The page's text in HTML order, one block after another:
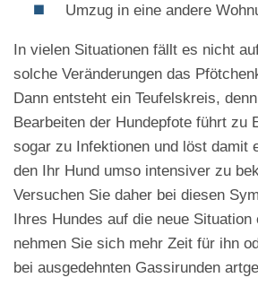
Umzug in eine andere
In vielen Situationen fällt es nicht
solche Veränderungen das
Dann entsteht ein Teufelskreis,
Bearbeiten der Hundepfote führt zu
sogar zu Infektionen und löst damit
den Ihr Hund umso intensiver zu
Versuchen Sie daher bei diesen
Ihres Hundes auf die neue
nehmen Sie sich mehr Zeit für ihn
bei ausgedehnten Gassirunden